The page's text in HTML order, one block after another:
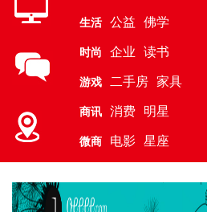
生活 公益 佛学
时尚 企业 读书
游戏 二手房 家具
商讯 消费 明星
微商 电影 星座